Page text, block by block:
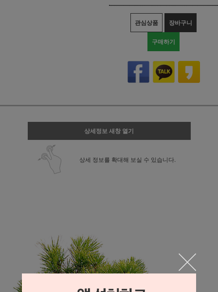
관심상품 장바구니
구매하기
상세정보 새창 열기
상세 정보를 확대해 보실 수 있습니다.